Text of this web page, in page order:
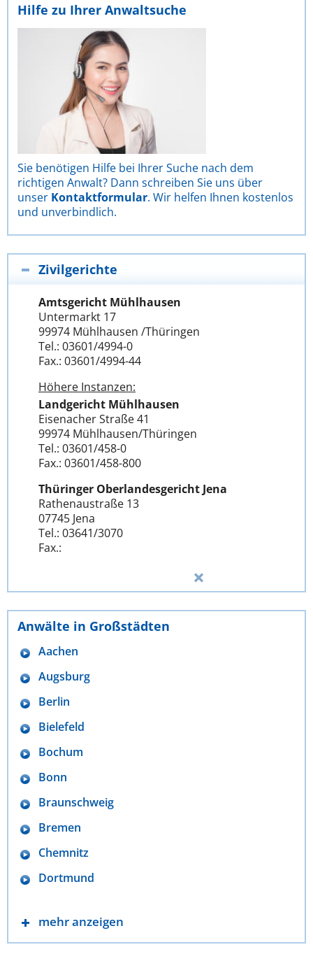
Hilfe zu Ihrer Anwaltsuche
Sie benötigen Hilfe bei Ihrer Suche nach dem
richtigen Anwalt? Dann schreiben Sie uns über
unser Kontaktformular. Wir helfen Ihnen kostenlos
und unverbindlich.
Zivilgerichte
Amtsgericht Mühlhausen
Untermarkt 17
99974 Mühlhausen /Thüringen
Tel.: 03601/4994-0
Fax.: 03601/4994-44
Höhere Instanzen:
Landgericht Mühlhausen
Eisenacher Straße 41
99974 Mühlhausen/Thüringen
Tel.: 03601/458-0
Fax.: 03601/458-800
Thüringer Oberlandesgericht Jena
Rathenaustraße 13
07745 Jena
Tel.: 03641/3070
Fax.:
Anwälte in Großstädten
Aachen
Augsburg
Berlin
Bielefeld
Bochum
Bonn
Braunschweig
Bremen
Chemnitz
Dortmund
mehr anzeigen